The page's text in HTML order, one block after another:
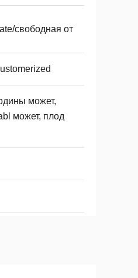
свободная от
может,
может, плод